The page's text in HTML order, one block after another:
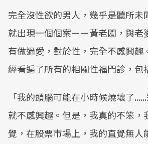
完全沒性欲的男人，幾乎是聽所未
就出現一個個案－－黃老闆，與老
有做過愛，對於性，完全不感興趣
經看遍了所有的相關性福門診，包
「我的頭腦可能在小時候燒壞了
就不感興趣。但是，我真的不笨，
覺，在股票市場上，我的直覺無人